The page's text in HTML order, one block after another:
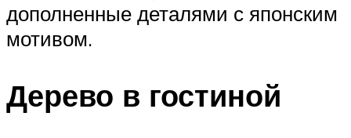
дополненные деталями с японским
мотивом.
Дерево в гостиной